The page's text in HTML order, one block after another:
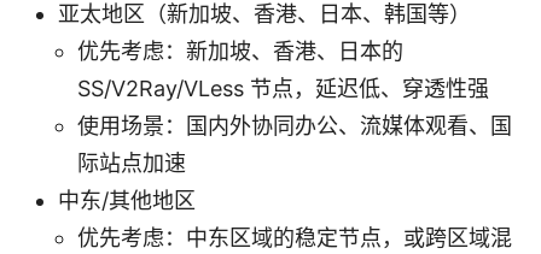
亚太地区（新加坡、香港、日本、韩国等）
优先考虑：新加坡、香港、日本的
SS/V2Ray/VLess 节点，延迟低、穿透性强
使用场景：国内外协同办公、流媒体观看、国
际站点加速
中东/其他地区
优先考虑：中东区域的稳定节点，或跨区域混